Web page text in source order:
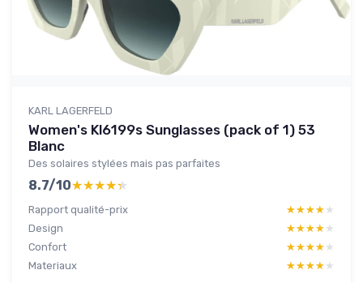
KARL LAGERFELD
Women's Kl6199s Sunglasses (pack of 1) 53
Blanc
Des solaires stylées mais pas parfaites
8.7/10★★★★★
★★★★★
Rapport qualité-prix ★★★★★
★★★★★
Design
★★★★★
★★★★★
Confort
★★★★★
★★★★★
Materiaux
★★★★★
★★★★★